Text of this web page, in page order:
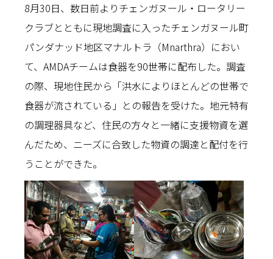
8月30日、数日前よりチェンガヌール・ロータリー
クラブとともに現地調査に入ったチェンガヌール町
パンダナッド地区マナルトラ（Mnarthra）におい
て、AMDAチームは食器を90世帯に配布した。調査
の際、現地住民から「洪水によりほとんどの世帯で
食器が流されている」との報告を受けた。地元特有
の調理器具など、住民の方々と一緒に支援物資を選
んだため、ニーズに合致した物資の調達と配付を行
うことができた。